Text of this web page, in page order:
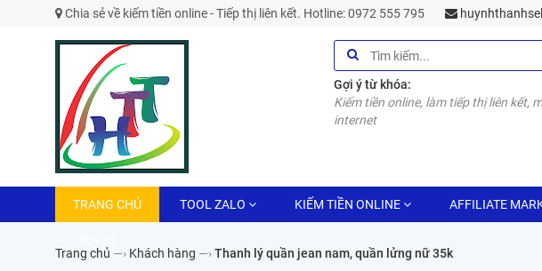
Chia sẻ về kiếm tiền online - Tiếp thị liên kết. Hotline: 0972 555 795
Gợi ý từ khóa:
Kiếm tiền online, làm tiếp thị liên kết,
internet
TRANG CHỦ TOOL ZALO KIẾM TIỀN ONLINE AFFILIATE
Trang chủ —› Khách hàng —›Thanh lý quần jean nam, quần lửng nữ 35k